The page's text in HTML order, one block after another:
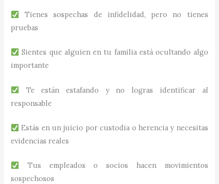
Tienes sospechas de infidelidad, pero no tienes
pruebas
Sientes que alguien en tu familia está ocultando algo
importante
Te están estafando y no logras identificar al
responsable
Estás en un juicio por custodia o herencia y necesitas
evidencias reales
Tus empleados o socios hacen movimientos
sospechosos